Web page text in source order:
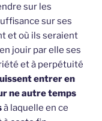
sur les
sur ses
et où ils seraient
jouir par elle ses
et à perpétuité
entrer en
ne autre temps
à laquelle en ce